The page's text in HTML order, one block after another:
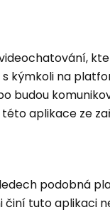
kýmkoli na
budou
aplikace ze
podobná
činí tuto aplikaci